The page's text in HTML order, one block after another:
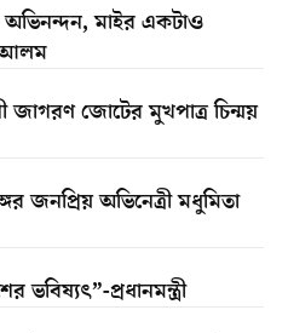
মাইর একটাও
আলম
জাগরণ জোটের মুখপাত্র চিন্ময়
জনপ্রিয় অভিনেত্রী মধুমিতা
ভবিষ্যৎ”-প্রধানমন্ত্রী